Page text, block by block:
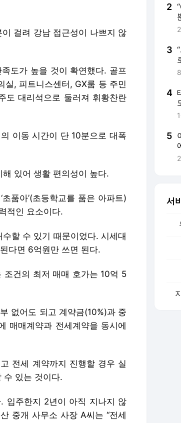
걸려 강남 접근성이 나쁘지 않
도가 높을 것이 확연했다. 골프
실, 피트니스센터, GX룸 등 주민
도 대리석으로 둘러져 휘황찬란
이동 시간이 단 10분으로 대폭
있어 생활 편의성이 높다.
품아’(초등학교를 품은 아파트)
적인 요소이다.
할 수 있기 때문이었다. 시세대
다면 6억원만 쓰면 된다.
조건의 최저 매매 호가는 10억 5
없어도 되고 계약금(10%)과 중
매매계약과 전세계약을 동시에
전세 계약까지 진행할 경우 실
수 있는 것이다.
입주한지 2년이 아직 지나지 않
중개 사무소 사장 A씨는 “전세
2
3
4
5
서